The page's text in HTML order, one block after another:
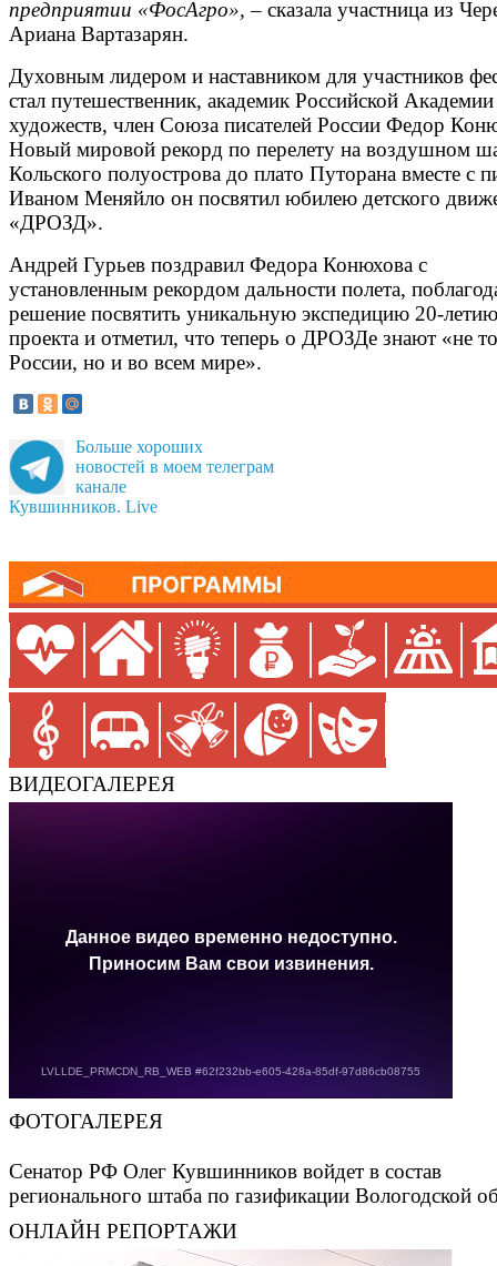
предприятии «ФосАгро», – сказала участница из
Ариана Вартазарян.
Духовным лидером и наставником для участников
стал путешественник, академик Российской Академии
художеств, член Союза писателей России Федор
Новый мировой рекорд по перелету на воздушном
Кольского полуострова до плато Путорана вместе с
Иваном Меняйло он посвятил юбилею детского
«ДРОЗД».
Андрей Гурьев поздравил Федора Конюхова с
установленным рекордом дальности полета,
решение посвятить уникальную экспедицию 20-летию
проекта и отметил, что теперь о ДРОЗДе знают «не
России, но и во всем мире».
Больше хороших
новостей в моем телеграм
канале
Кувшинников. Live
ВИДЕОГАЛЕРЕЯ
ФОТОГАЛЕРЕЯ
Сенатор РФ Олег Кувшинников войдет в состав
регионального штаба по газификации Вологодской
ОНЛАЙН РЕПОРТАЖИ